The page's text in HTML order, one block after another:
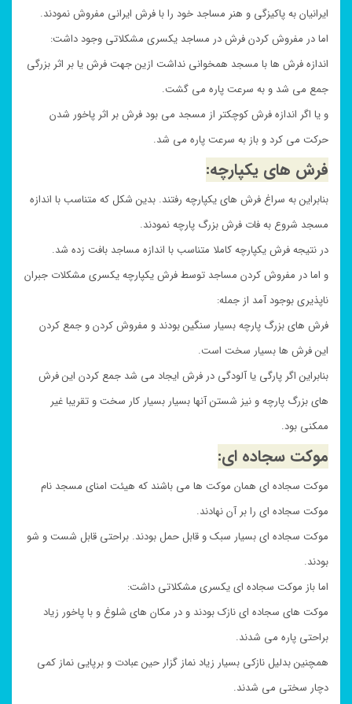
ایرانیان به پاکیزگی و هنر مساجد خود را با فرش ایرانی مفروش نمودند.
اما در مفروش کردن فرش در مساجد یکسری مشکلاتی وجود داشت:
اندازه فرش ها با مسجد همخوانی نداشت ازین جهت فرش یا بر اثر بزرگی
جمع می شد و به سرعت پاره می گشت.
و یا اگر اندازه فرش کوچکتر از مسجد می بود فرش بر اثر پاخور شدن
حرکت می کرد و باز به سرعت پاره می شد.
فرش های یکپارچه:
بنابراین به سراغ فرش های یکپارچه رفتند. بدین شکل که متناسب با اندازه
مسجد شروع به فات فرش بزرگ پارچه نمودند.
در نتیجه فرش یکپارچه کاملا متناسب با اندازه مساجد بافت زده شد.
و اما در مفروش کردن مساجد توسط فرش یکپارچه یکسری مشکلات جبران
ناپذیری بوجود آمد از جمله:
فرش های بزرگ پارچه بسیار سنگین بودند و مفروش کردن و جمع کردن
این فرش ها بسیار سخت است.
بنابراین اگر پارگی یا آلودگی در فرش ایجاد می شد جمع کردن این فرش
های بزرگ پارچه و نیز شستن آنها بسیار بسیار کار سخت و تقریبا غیر
ممکنی بود.
موکت سجاده ای:
موکت سجاده ای همان موکت ها می باشند که هیئت امنای مسجد نام
موکت سجاده ای را بر آن نهادند.
موکت سجاده ای بسیار سبک و قابل حمل بودند. براحتی قابل شست و شو
بودند.
اما باز موکت سجاده ای یکسری مشکلاتی داشت:
موکت های سجاده ای نازک بودند و در مکان های شلوغ و با پاخور زیاد
براحتی پاره می شدند.
همچنین بدلیل نازکی بسیار زیاد نماز گزار حین عبادت و برپایی نماز کمی
دچار سختی می شدند.